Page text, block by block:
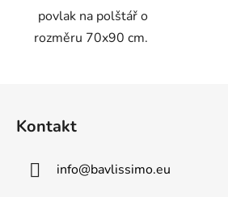
povlak na polštář o
rozměru 70x90 cm.
Kontakt
info@bavlissimo.eu